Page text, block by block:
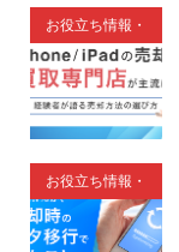
お役立ち情報・
豆知識
お役立ち情報・
豆知識